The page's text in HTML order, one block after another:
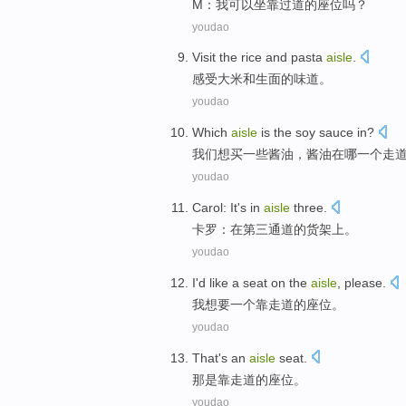
M ： 我可以坐靠过道的座位吗？
youdao
Visit the rice and pasta aisle.
感受大米和生面的味道。
youdao
Which aisle is the soy sauce in?
我们想买一些酱油，酱油在哪一个走
youdao
Carol: It's in aisle three.
卡罗 ： 在第三通道的货架上。
youdao
I'd like a seat on the aisle , please.
我想要一个靠走道的座位。
youdao
That's an aisle seat
那是靠走道的座位。
youdao